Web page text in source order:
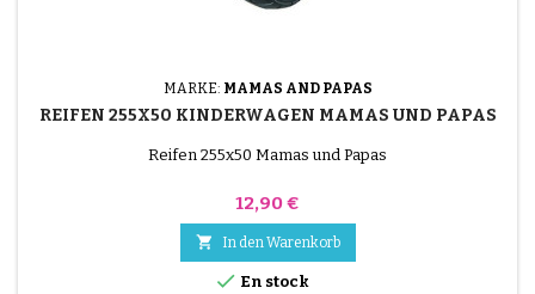
MARKE: MAMAS AND PAPAS
REIFEN 255X50 KINDERWAGEN MAMAS UND PAPAS
Reifen 255x50 Mamas und Papas
Preis
12,90 €
 In den Warenkorb
 En stock